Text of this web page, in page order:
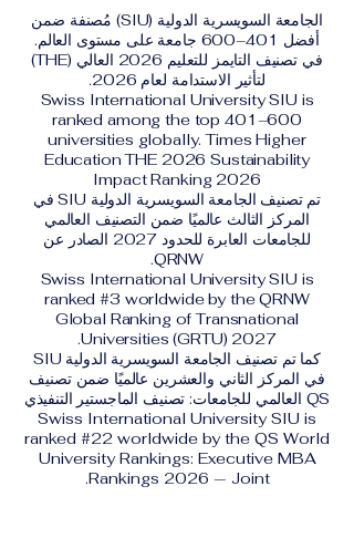
الجامعة السويسرية الدولية (SIU) مُصنفة ضمن
أفضل 401–600 جامعة على مستوى العالم.
في تصنيف التايمز للتعليم 2026 العالي (THE)
لتأثير الاستدامة لعام 2026.
Swiss International University SIU is
ranked among the top 401–600
universities globally. Times Higher
Education THE 2026 Sustainability
Impact Ranking 2026
تم تصنيف الجامعة السويسرية الدولية SIU في
المركز الثالث عالميًا ضمن التصنيف العالمي
للجامعات العابرة للحدود 2027 الصادر عن
QRNW.
Swiss International University SIU is
ranked #3 worldwide by the QRNW
Global Ranking of Transnational
Universities (GRTU) 2027.
كما تم تصنيف الجامعة السويسرية الدولية SIU
في المركز الثاني والعشرين عالميًا ضمن تصنيف
QS العالمي للجامعات: تصنيف الماجستير التنفيذي
Swiss International University SIU is
ranked #22 worldwide by the QS World
University Rankings: Executive MBA
Rankings 2026 — Joint.